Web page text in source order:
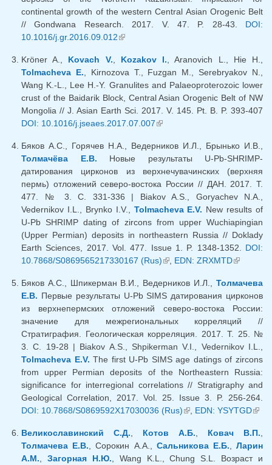
continental growth of the western Central Asian Orogenic Belt
// Gondwana Research. 2017. V. 47. P. 28-43. DOI:
10.1016/j.gr.2016.09.012(внешняя ссылка)
Kröner A., Kovach V. Kozakov I. , Aranovich L., Hie H.,
Tolmacheva E. , Kirnozova T., Fuzgan M., Serebryakov N.,
Wang K.-L., Lee H.-Y. Granulites and Palaeoproterozoic lower
crust of the Baidarik Block, Central Asian Orogenic Belt of NW
Mongolia // J. Asian Earth Sci. 2017. V. 145. Pt. B. P. 393-407
DOI: 10.1016/j.jseaes.2017.07.007(внешняя ссылка)
Бяков А.С., Горячев Н.А., Ведерников И.Л., Брынько И.В.,
Толмачёва Е.В. Новые результаты U-Pb-SHRIMP-
датирования цирконов из верхнечувачинских (верхняя
пермь) отложений северо-востока России // ДАН. 2017. Т.
477. № 3. С. 331-336 | Biakov A.S., Goryachev N.A.,
Vedernikov I.L., Brynko I.V., Tolmacheva E.V. New results of
U-Pb SHRIMP dating of zircons from upper Wuchiapingian
(Upper Permian) deposits in northeastern Russia // Doklady
Earth Sciences, 2017. Vol. 477. Issue 1. P. 1348-1352. DOI:
10.7868/S0869565217330167 (Rus)(внешняя ссылка)
EDN: ZRXMTD(внешняя
Бяков А.С., Шпикерман В.И., Ведерников И.Л., Толмачева
Е.В. Первые результаты U-Pb SIMS датирования цирконов
из верхнепермских отложений северо-востока России:
значение для межрегиональных корреляций //
Стратиграфия. Геологическая корреляция. 2017. Т. 25. №
3. С. 19-28 | Biakov A.S., Shpikerman V.I., Vedernikov I.L.,
Tolmacheva E.V. The first U-Pb SIMS age datings of zircons
from upper Permian deposits of the Northeastern Russia:
significance for interregional correlations // Stratigraphy and
Geological Correlation, 2017. Vol. 25. Issue 3. P. 256-264.
DOI: 10.7868/S0869592X17030036 (Rus)(внешняя ссылка)
EDN: YSYTGD
Великославинский С.Д.
Котов А.Б. Ковач В.П.
Толмачева Е.В. , Сорокин А.А., Сальникова Е.Б. ,Ларин
А.М.
Загорная Н.Ю. , Wang K.L., Chung S.L. Возраст и